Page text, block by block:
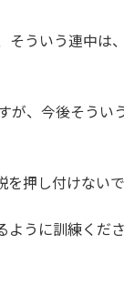
ういう連中
、今後そう
押し付けないで
うに訓練く